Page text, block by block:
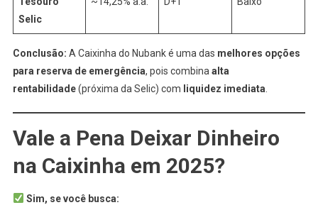
Selic
Conclusão: A Caixinha do Nubank é uma das melhores opções
para reserva de emergência, pois combina alta
rentabilidade(próxima da Selic) com liquidez imediata
Vale a Pena Deixar Dinheiro
na Caixinha em 2025?
Sim, se você busca: